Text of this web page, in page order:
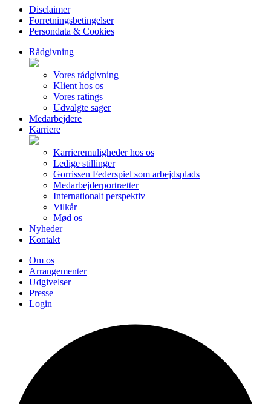
Disclaimer
Forretningsbetingelser
Persondata & Cookies
Rådgivning
Vores rådgivning
Klient hos os
Vores ratings
Udvalgte sager
Medarbejdere
Karriere
Karrieremuligheder hos os
Ledige stillinger
Gorrissen Federspiel som arbejdsplads
Medarbejderportrætter
Internationalt perspektiv
Vilkår
Mød os
Nyheder
Kontakt
Om os
Arrangementer
Udgivelser
Presse
Login